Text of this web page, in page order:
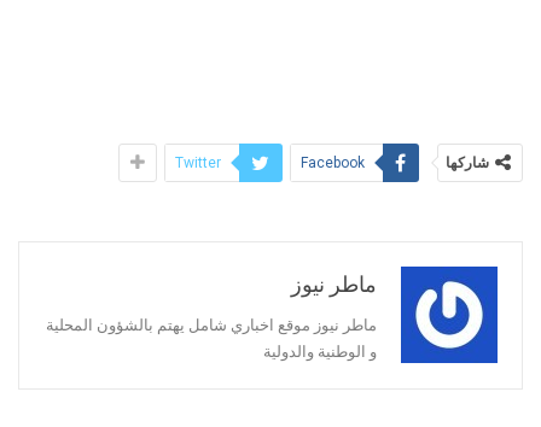
شاركها Facebook
Twitter
ماطر نيوز
ماطر نيوز موقع اخباري شامل يهتم بالشؤون المحلية
و الوطنية والدولية